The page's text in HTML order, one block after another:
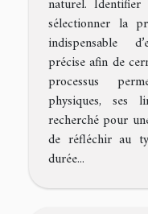
naturel.
sélectionner la
indispensable
précise afin de
processus
physiques, ses
recherché pour
de réfléchir au
durée...